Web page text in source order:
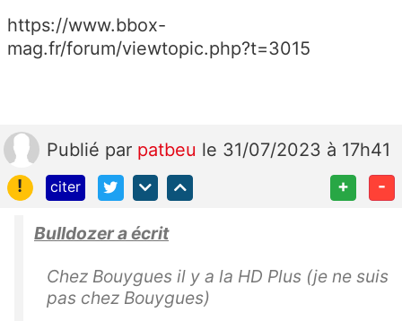
https://www.bbox-
mag.fr/forum/viewtopic.php?t=3015
Publié par patbeu le 31/07/2023 à 17h41
!
citer + -
Bulldozer a écrit
Chez Bouygues il y a la HD Plus (je ne suis
pas chez Bouygues)